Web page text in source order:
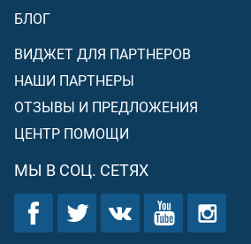
БЛОГ
ВИДЖЕТ ДЛЯ ПАРТНЕРОВ
НАШИ ПАРТНЕРЫ
ОТЗЫВЫ И ПРЕДЛОЖЕНИЯ
ЦЕНТР ПОМОЩИ
МЫ В СОЦ. СЕТЯХ